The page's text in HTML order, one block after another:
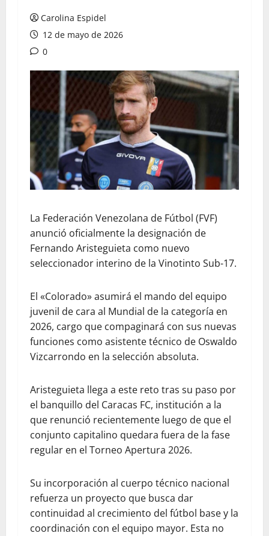
Carolina Espidel
12 de mayo de 2026
0
La Federación Venezolana de Fútbol (FVF)
anunció oficialmente la designación de
Fernando Aristeguieta como nuevo
seleccionador interino de la Vinotinto Sub-17.
El «Colorado» asumirá el mando del equipo
juvenil de cara al Mundial de la categoría en
2026, cargo que compaginará con sus nuevas
funciones como asistente técnico de Oswaldo
Vizcarrondo en la selección absoluta.
Aristeguieta llega a este reto tras su paso por
el banquillo del Caracas FC, institución a la
que renunció recientemente luego de que el
conjunto capitalino quedara fuera de la fase
regular en el Torneo Apertura 2026.
Su incorporación al cuerpo técnico nacional
refuerza un proyecto que busca dar
continuidad al crecimiento del fútbol base y la
coordinación con el equipo mayor. Esta no